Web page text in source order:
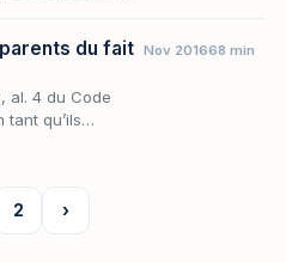
du fait
al. 4 du Code
qu’ils
Nov 201668 min
2 ›